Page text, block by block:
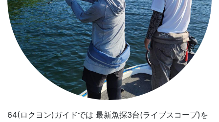
64(ロクヨン)ガイドでは 最新魚探3台(ライブスコープ)を